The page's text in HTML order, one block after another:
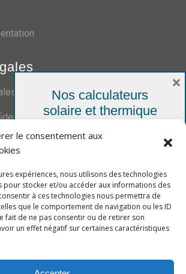
le consentement aux
expériences, nous utilisons des technologies
pour stocker et/ou accéder aux informations des
à ces technologies nous permettra de
que le comportement de navigation ou les ID
fait de ne pas consentir ou de retirer son
un effet négatif sur certaines caractéristiques
De VentesNos calculateurs
solaire et thermique
Votre simulation personnelle,
gratuite et sans engagement
×